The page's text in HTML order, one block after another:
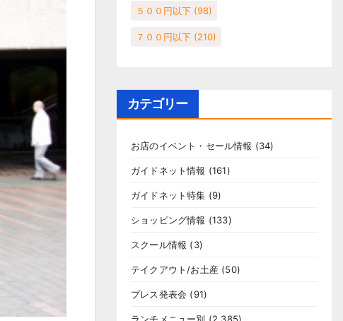
５００円以下 (98)
７００円以下 (210)
カテゴリー
お店のイベント・セール情報 (34)
ガイドネット情報 (161)
ガイドネット特集 (9)
ショッピング情報 (133)
スクール情報 (3)
テイクアウト/お土産 (50)
プレス発表会 (91)